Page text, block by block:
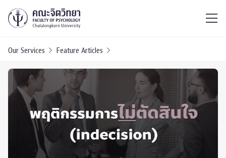
Our Services Feature Articles